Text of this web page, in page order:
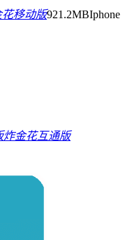
移动版921.2MBIphone
炸金花互通版